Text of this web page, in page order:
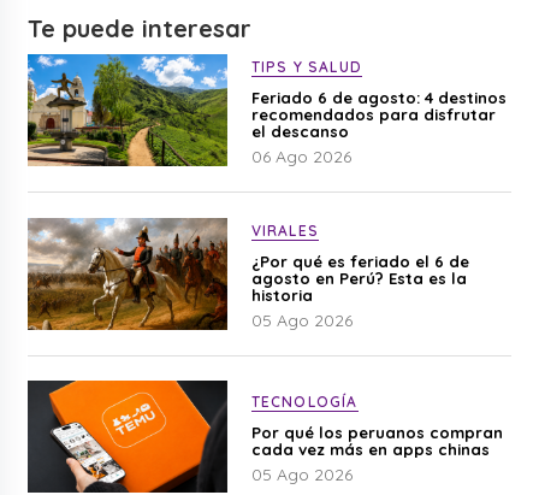
Te puede interesar
TIPS Y SALUD
Feriado 6 de agosto: 4 destinos
recomendados para disfrutar
el descanso
06 Ago 2026
VIRALES
¿Por qué es feriado el 6 de
agosto en Perú? Esta es la
historia
05 Ago 2026
TECNOLOGÍA
Por qué los peruanos compran
cada vez más en apps chinas
05 Ago 2026